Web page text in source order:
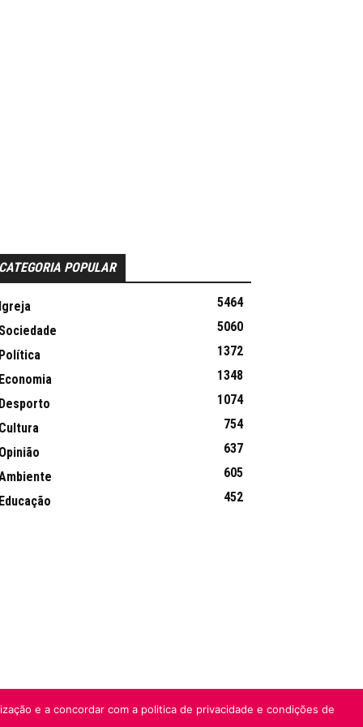
POPULAR
5464
5060
1372
1348
1074
754
637
605
452
e a concordar com a politica de privacidade e condições de